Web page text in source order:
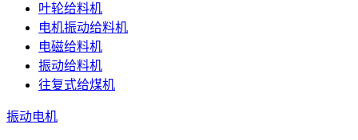
叶轮给料机
电机振动给料机
电磁给料机
振动给料机
往复式给煤机
振动电机